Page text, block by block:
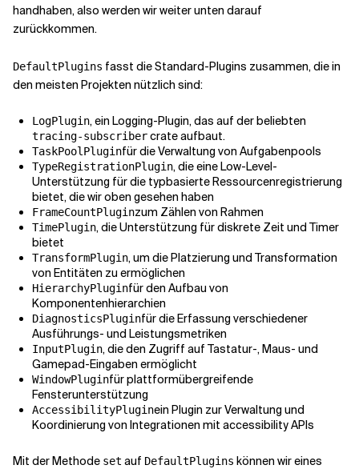
handhaben, also werden wir weiter unten darauf
zurückkommen.
DefaultPlugins fasst die Standard-Plugins zusammen, die in
den meisten Projekten nützlich sind:
LogPlugin, ein Logging-Plugin, das auf der beliebten
tracing-subscribercrate aufbaut.
TaskPoolPluginfür die Verwaltung von Aufgabenpools
TypeRegistrationPlugin, die eine Low-Level-
Unterstützung für die typbasierte Ressourcenregistrierung
bietet, die wir oben gesehen haben
FrameCountPluginzum Zählen von Rahmen
TimePlugin, die Unterstützung für diskrete Zeit und Timer
bietet
TransformPlugin, um die Platzierung und Transformation
von Entitäten zu ermöglichen
HierarchyPluginfür den Aufbau von
Komponentenhierarchien
DiagnosticsPluginfür die Erfassung verschiedener
Ausführungs- und Leistungsmetriken
InputPlugin, die den Zugriff auf Tastatur-, Maus- und
Gamepad-Eingaben ermöglicht
WindowPluginfür plattformübergreifende
Fensterunterstützung
AccessibilityPluginein Plugin zur Verwaltung und
Koordinierung von Integrationen mit accessibility APIs
Mit der Methode set auf DefaultPlugins können wir eines